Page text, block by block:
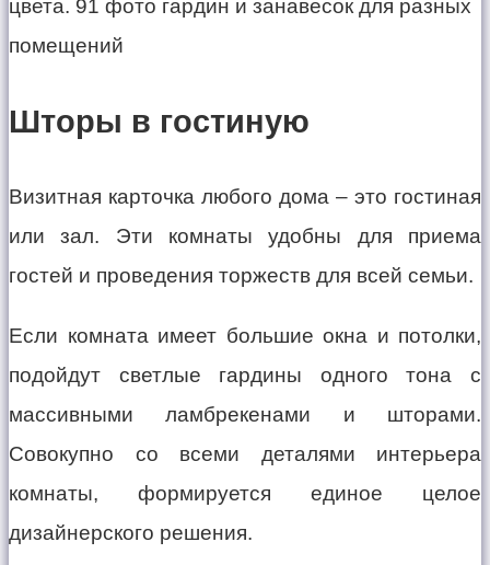
Шторы в гостиную
Визитная карточка любого дома – это гостиная
или зал. Эти комнаты удобны для приема
гостей и проведения торжеств для всей семьи.
Если комната имеет большие окна и потолки,
подойдут светлые гардины одного тона с
массивными ламбрекенами и шторами.
Совокупно со всеми деталями интерьера
комнаты, формируется единое целое
дизайнерского решения.